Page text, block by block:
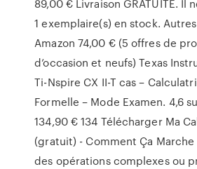
89,00 € Livraison GRATUITE. Il
1 exemplaire(s) en stock.
Amazon 74,00 € (5 offres de
d’occasion et neufs) Texas
Ti-Nspire CX II-T cas –
Formelle – Mode Examen. 4,6
134,90 € 134 Télécharger Ma
(gratuit) - Comment Ça
des opérations complexes ou